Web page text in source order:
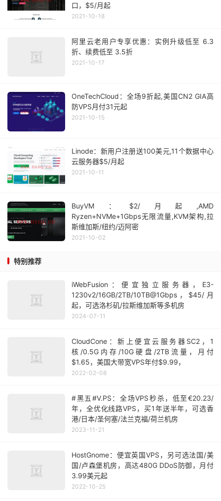
口，$5/月起
2021-10-18
阿里云老用户专享优惠：实例升级低至 6.3
折、续费低至 3.5折
2021-10-17
OneTechCloud：全场9折起,美国CN2 GIA高
防VPS月付31元起
2021-10-15
Linode：新用户注册送100美元,11个数据中心
云服务器$5/月起
2021-10-11
BuyVM：$2/月起,AMD
Ryzen+NVMe+1Gbps无限流量,KVM架构,拉
斯维加斯/纽约/迈阿密
2021-10-02
特别推荐
iWebFusion：便宜独立服务器，E3-
1230v2/16GB/2TB/10TB@1Gbps，$45/月
起，可选洛杉矶/拉斯维加斯等多机房
2024-07-11
CloudCone：新上便宜云服务器SC2，1
核/0.5G内存/10G硬盘/2TB流量，月付
$1.65，美国大带宽VPS年付$9.99，
2022-02-08
#黑五#V.PS：全场VPS秒杀，低至€20.23/
年，全优化线路VPS，买1年送半年，可选香
港/日本/圣何塞/法兰克福/荷兰机房
2023-11-21
HostGnome：便宜英国VPS，另可选法国/美
国/卢森堡机房，高达480G DDoS防御，月付
3.99美元起
2022-10-25